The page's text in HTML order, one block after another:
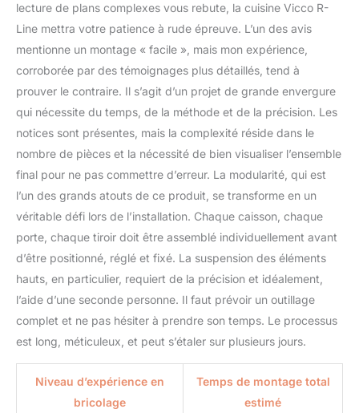
lecture de plans complexes vous rebute, la cuisine Vicco R-
Line mettra votre patience à rude épreuve. L’un des avis
mentionne un montage « facile », mais mon expérience,
corroborée par des témoignages plus détaillés, tend à
prouver le contraire. Il s’agit d’un projet de grande envergure
qui nécessite du temps, de la méthode et de la précision. Les
notices sont présentes, mais la complexité réside dans le
nombre de pièces et la nécessité de bien visualiser l’ensemble
final pour ne pas commettre d’erreur. La modularité, qui est
l’un des grands atouts de ce produit, se transforme en un
véritable défi lors de l’installation. Chaque caisson, chaque
porte, chaque tiroir doit être assemblé individuellement avant
d’être positionné, réglé et fixé. La suspension des éléments
hauts, en particulier, requiert de la précision et idéalement,
l’aide d’une seconde personne. Il faut prévoir un outillage
complet et ne pas hésiter à prendre son temps. Le processus
est long, méticuleux, et peut s’étaler sur plusieurs jours.
Niveau d’expérience en
bricolage
Temps de montage total
estimé